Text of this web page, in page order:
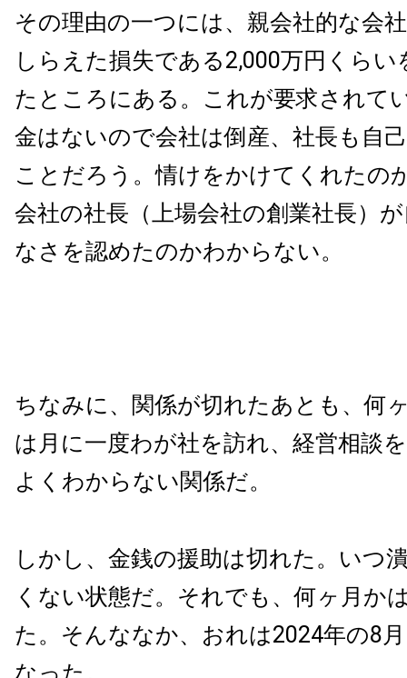
その理由の一つには、親会社的な会
しらえた損失である2,000万円くら
たところにある。これが要求されて
金はないので会社は倒産、社長も自
ことだろう。情けをかけてくれたの
会社の社長（上場会社の創業社長）
なさを認めたのかわからない。
ちなみに、関係が切れたあとも、何
は月に一度わが社を訪れ、経営相談
よくわからない関係だ。
しかし、金銭の援助は切れた。いつ
くない状態だ。それでも、何ヶ月か
た。そんななか、おれは2024年の8
なった。